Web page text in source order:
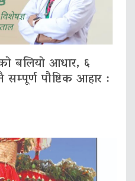
बलियो आधार, ६
पौष्टिक आहार :